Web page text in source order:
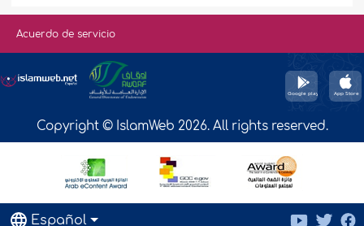
Acuerdo de servicio
Copyright © IslamWeb 2026. All rights reserved.
Español